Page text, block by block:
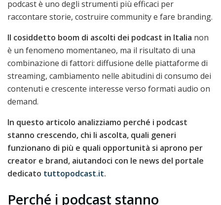
podcast è uno degli strumenti più efficaci per
raccontare storie, costruire community e fare branding.
Il cosiddetto boom di ascolti dei podcast in Italia non
è un fenomeno momentaneo, ma il risultato di una
combinazione di fattori: diffusione delle piattaforme di
streaming, cambiamento nelle abitudini di consumo dei
contenuti e crescente interesse verso formati audio on
demand.
In questo articolo analizziamo perché i podcast
stanno crescendo, chi li ascolta, quali generi
funzionano di più e quali opportunità si aprono per
creator e brand, aiutandoci con le news del portale
dedicato tuttopodcast.it.
Perché i podcast stanno